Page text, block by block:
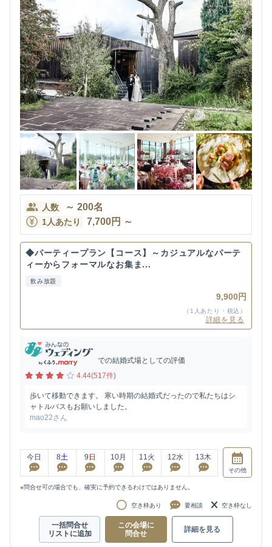
人数 ～ 200名
1人あたり 7,700円 ～
◆パーティープラン【コース】～カジュアルなパーテ
ィーからフォーマルなお集ま...
飲み放題
9,900円
（1人あたり・税込）
詳細を見る
での結婚式場としての評価
4.44(517件)
歩いて移動できます。 寒い時期の結婚式だったので私たちはシ
ャトルバスもお願いしました。
mao22さん
今日 8土 9 日 10月 11 火 12水 13木
その他
※問合せ可の場合でも、確実に予約できるわけではありません。
空き枠あり 要相談 空き枠なし
一括問合せ
リストに追加
この会場に
問合せ
詳細を見る